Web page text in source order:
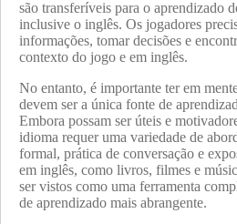
são transferíveis para o aprendizado
inclusive o inglês. Os jogadores
informações, tomar decisões e
contexto do jogo e em inglês.
No entanto, é importante ter em
devem ser a única fonte de
Embora possam ser úteis e
idioma requer uma variedade de
formal, prática de conversação e
em inglês, como livros, filmes e
ser vistos como uma ferramenta
de aprendizado mais abrangente.